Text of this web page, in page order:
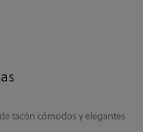
tacón cómodos y elegantes